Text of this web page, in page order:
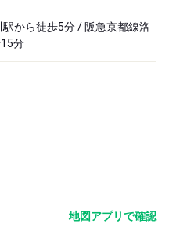
から徒歩5分 / 阪急京都線洛
分
地図アプリで確認